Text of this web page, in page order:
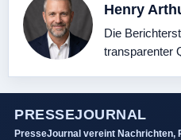
Henry
Die
transparenter
PRESSEJOURNAL
PresseJournal vereint Nachrichten,